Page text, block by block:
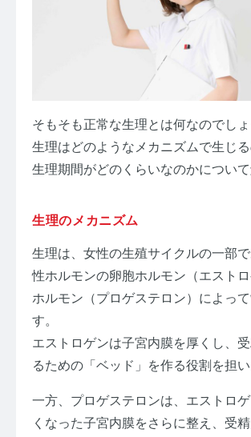
そもそも正常な生理とは何なのでしょ
生理はどのようなメカニズムで生じ
生理期間がどのくらいなのかについて
生理のメカニズム
生理は、女性の生殖サイクルの一部
性ホルモンの卵胞ホルモン（エスト
ホルモン（プロゲステロン）によっ
す。
エストロゲンは子宮内膜を厚くし、
るための「ベッド」を作る役割を担い
一方、プロゲステロンは、エストロ
くなった子宮内膜をさらに整え、受